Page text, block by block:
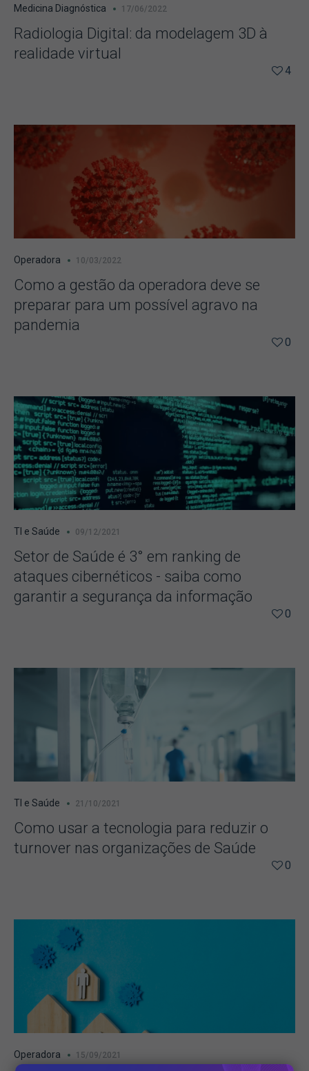
Medicina Diagnóstica 17/06/2022
Radiologia Digital: da modelagem 3D à
realidade virtual
4
Operadora 10/03/2022
Como a gestão da operadora deve se
preparar para um possível agravo na
pandemia
0
TI e Saúde 09/12/2021
Setor de Saúde é 3° em ranking de
ataques cibernéticos - saiba como
garantir a segurança da informação
0
TI e Saúde 21/10/2021
Como usar a tecnologia para reduzir o
turnover nas organizações de Saúde
0
Operadora 15/09/2021